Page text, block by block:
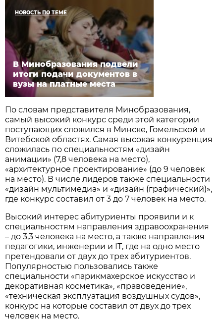
НОВОСТЬ ПО ТЕМЕ
В Минобразования подвели
итоги подачи документов в
вузы на платные места
По словам представителя Минобразования,
самый высокий конкурс среди этой категории
поступающих сложился в Минске, Гомельской и
Витебской областях. Самая высокая конкуренция
сложилась по специальностям «дизайн
анимации» (7,8 человека на место),
«архитектурное проектирование» (до 9 человек
на место). В числе лидеров также специальности
«дизайн мультимедиа» и «дизайн (графический)»,
где конкурс составил от 3 до 7 человек на место.
Высокий интерес абитуриенты проявили и к
специальностям направления здравоохранения
– до 3,3 человека на место, а также направления
педагогики, инженерии и IT, где на одно место
претендовали от двух до трех абитуриентов.
Популярностью пользовались также
специальности «парикмахерское искусство и
декоративная косметика», «правоведение»,
«техническая эксплуатация воздушных судов»,
конкурс на которые составил от двух до трех
человек на место.